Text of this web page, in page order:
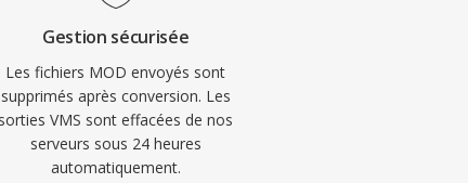
Gestion sécurisée
Les fichiers MOD envoyés sont
supprimés après conversion. Les
sorties VMS sont effacées de nos
serveurs sous 24 heures
automatiquement.